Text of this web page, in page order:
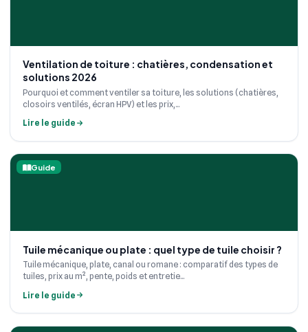
Ventilation de toiture : chatières, condensation et
solutions 2026
Pourquoi et comment ventiler sa toiture, les solutions (chatières,
closoirs ventilés, écran HPV) et les prix,...
Lire le guide
Guide
Tuile mécanique ou plate : quel type de tuile choisir ?
Tuile mécanique, plate, canal ou romane : comparatif des types de
tuiles, prix au m², pente, poids et entretie...
Lire le guide